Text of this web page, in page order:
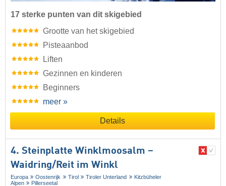
17 sterke punten van dit skigebied
Grootte van het skigebied
Pisteaanbod
Liften
Gezinnen en kinderen
Beginners
meer »
Details
4. Steinplatte Winklmoosalm –
Waidring/​Reit im Winkl
Europa Oostenrijk Tirol Tiroler Unterland
Kitzbüheler
Alpen
Pillerseetal